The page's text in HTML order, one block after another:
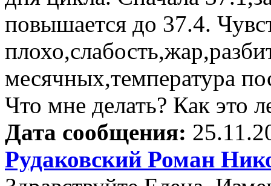
повышается до 37.4.
месячных,температура
Что мне делать? Как это
Дата сообщения:
Рудаковский Роман